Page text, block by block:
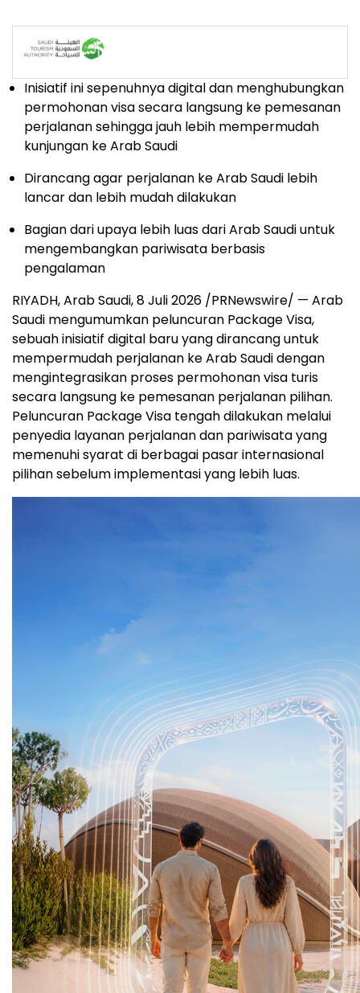
Inisiatif ini sepenuhnya digital dan menghubungkan
permohonan visa secara langsung ke pemesanan
perjalanan sehingga jauh lebih mempermudah
kunjungan ke Arab Saudi
Dirancang agar perjalanan ke Arab Saudi lebih
lancar dan lebih mudah dilakukan
Bagian dari upaya lebih luas dari Arab Saudi untuk
mengembangkan pariwisata berbasis
pengalaman
RIYADH, Arab Saudi,8 Juli 2026 /PRNewswire/ — Arab
Saudi mengumumkan peluncuran Package Visa,
sebuah inisiatif digital baru yang dirancang untuk
mempermudah perjalanan ke Arab Saudi dengan
mengintegrasikan proses permohonan visa turis
secara langsung ke pemesanan perjalanan pilihan.
Peluncuran Package Visa tengah dilakukan melalui
penyedia layanan perjalanan dan pariwisata yang
memenuhi syarat di berbagai pasar internasional
pilihan sebelum implementasi yang lebih luas.